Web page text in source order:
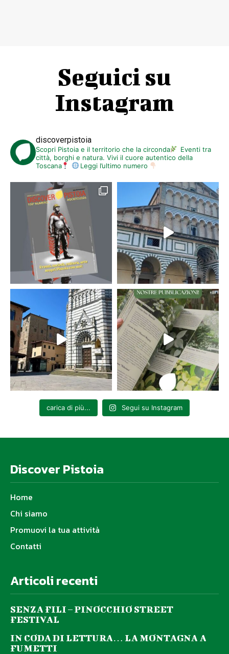
Seguici su
Instagram
discoverpistoia
Scopri Pistoia e il territorio che la circonda
Eventi tra
città, borghi e natura. Vivi il cuore autentico della
Toscana
Leggi l’ultimo numero
carica di più... Segui su Instagram
Discover Pistoia
Home
Chi siamo
Promuovi la tua attività
Contatti
Articoli recenti
SENZA FILI – PINOCCHIO STREET
FESTIVAL
IN CODA DI LETTURA… LA MONTAGNA A
FUMETTI